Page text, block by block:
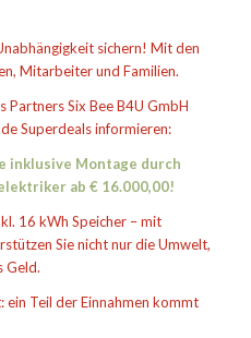
sichern! Mit den
Mitarbeiter und Familien.
Partners Six Bee B4U GmbH
Superdeals informieren:
inklusive Montage durch
ab € 16.000,00!
16 kWh Speicher – mit
Sie nicht nur die Umwelt,
Geld.
Teil der Einnahmen kommt